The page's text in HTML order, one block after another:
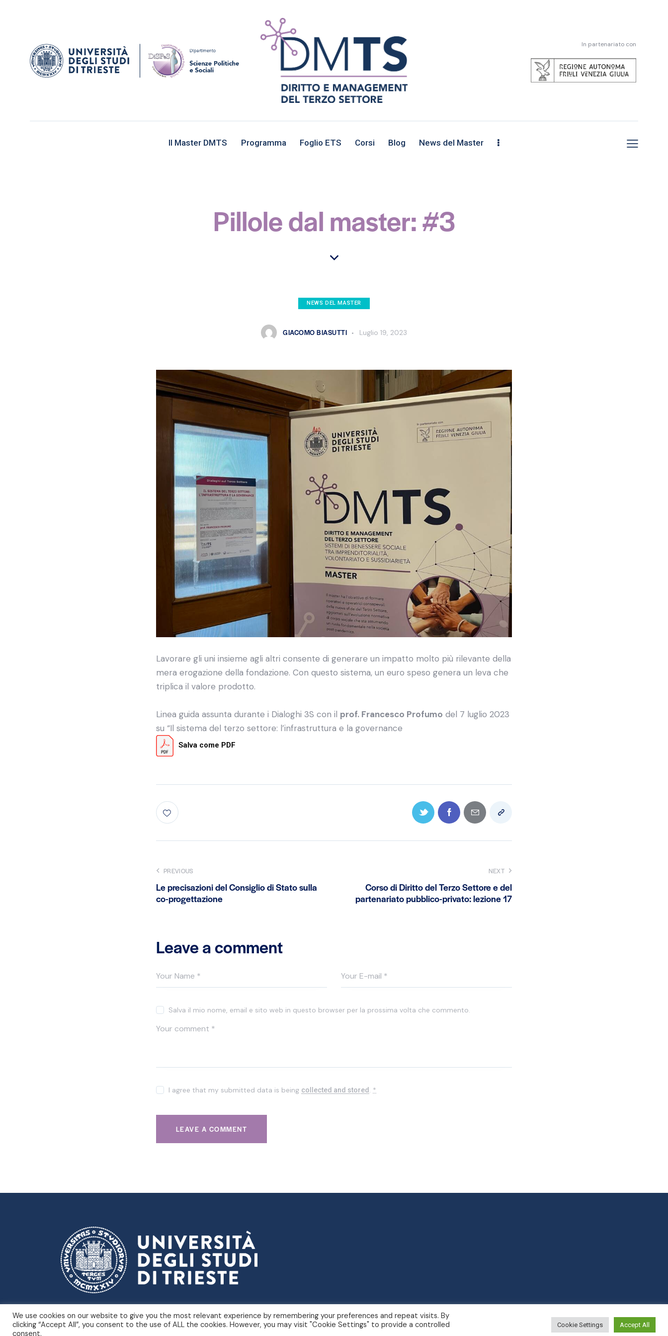
In partenariato con
Il Master DMTS Programma Foglio ETS Corsi Blog News del Master
Pillole dal master: #3
NEWS DEL MASTER
GIACOMO BIASUTTI Luglio 19, 2023
Lavorare gli uni insieme agli altri consente di generare un impatto molto più rilevante della
mera erogazione della fondazione. Con questo sistema, un euro speso genera un leva che
triplica il valore prodotto.
Linea guida assunta durante i Dialoghi 3S con il prof. Francesco Profumo del 7 luglio 2023
su “Il sistema del terzo settore: l’infrastruttura e la governance
Salva come PDF
PREVIOUS
Le precisazioni del Consiglio di Stato sulla
co-progettazione
NEXT
Corso di Diritto del Terzo Settore e del
partenariato pubblico-privato: lezione 17
Leave a comment
Salva il mio nome, email e sito web in questo browser per la prossima volta che commento.
I agree that my submitted data is being collected and stored . *
Piazzale Europa, 1 – Trieste, Italia – P.IVA 00211830328 – C.F. 80013890324 – P.E.C. ateneo@pec.units.it |
We use cookies on our website to give you the most relevant experience by remembering your preferences and repeat visits. By
clicking “Accept All”, you consent to the use of ALL the cookies. However, you may visit "Cookie Settings" to provide a controlled
consent.
Cookie Settings Accept All